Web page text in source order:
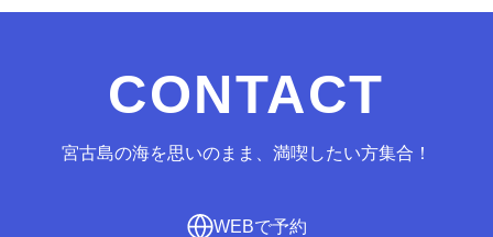
CONTACT
宮古島の海を思いのまま、満喫したい方集合！
WEBで予約